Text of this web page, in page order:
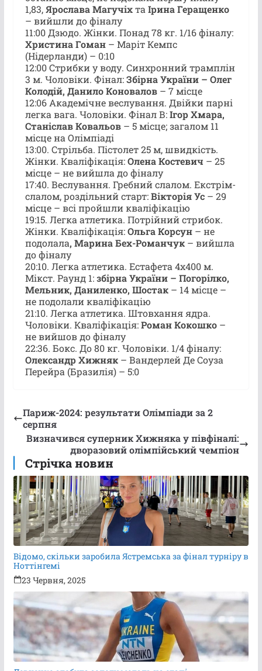
1,83,Ярослава Магучіхта Ірина Геращенко
– вийшли до фіналу
11:00 Дзюдо. Жінки. Понад 78 кг. 1/16 фіналу:
Христина Гоман– Маріт Кемпс
(Нідерланди) – 0:10
12:00 Стрибки у воду. Синхронний трамплін
3 м. Чоловіки. Фінал:Збірна України – Олег
Колодій, Данило Коновалов– 7 місце
12:06 Академічне веслування. Двійки парні
легка вага. Чоловіки. Фінал В:Ігор Хмара,
Станіслав Ковальов– 5 місце; загалом 11
місце на Олімпіаді
13:00. Стрільба. Пістолет 25 м, швидкість.
Жінки. Кваліфікація:Олена Костевич – 25
місце – не вийшла до фіналу
17:40. Веслування. Гребний слалом. Екстрім-
слалом, роздільний старт:Вікторія Ус– 29
місце – всі пройшли кваліфікацію
19:15. Легка атлетика. Потрійний стрибок.
Жінки. Кваліфікація:Ольга Корсун– не
подолала, Марина Бех-Романчук– вийшла
до фіналу
20:10. Легка атлетика. Естафета 4х400 м.
Мікст. Раунд 1:збірна України – Погорілко,
Мельник, Даниленко, Шостак– 14 місце –
не подолали кваліфікацію
21:10. Легка атлетика. Штовхання ядра.
Чоловіки. Кваліфікація:Роман Кокошко–
не вийшов до фіналу
22:36. Бокс. До 80 кг. Чоловіки. 1/4 фіналу:
Олександр Хижняк– Вандерлей Де Соуза
Перейра (Бразилія) – 5:0
Париж-2024: результати Олімпіади за 2
серпня
Визначився суперник Хижняка у півфіналі:
дворазовий олімпійський чемпіон
Стрічка новин
Відомо, скільки заробила Ястремська за фінал турніру в
Ноттінгемі
23 Червня, 2025